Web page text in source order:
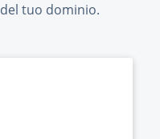
tuo dominio.